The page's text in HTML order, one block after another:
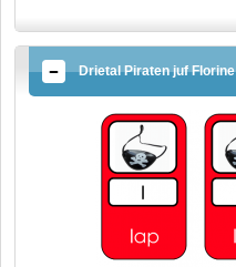
Drietal Piraten juf Florine